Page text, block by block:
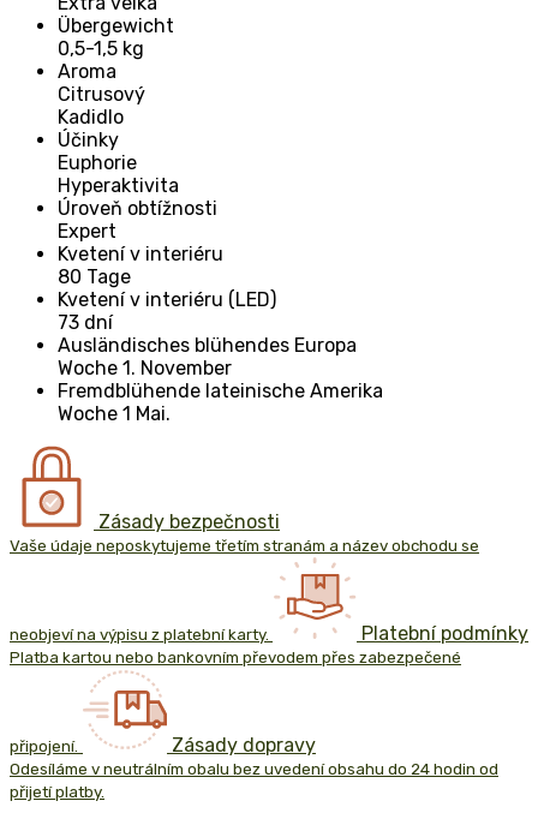
Übergewicht
0,5-1,5 kg
Aroma
Citrusový
Kadidlo
Účinky
Euphorie
Hyperaktivita
Úroveň obtížnosti
Expert
Kvetení v interiéru
80 Tage
Kvetení v interiéru (LED)
73 dní
Ausländisches blühendes Europa
Woche 1. November
Fremdblühende lateinische Amerika
Woche 1 Mai.
Zásady bezpečnosti
Vaše údaje neposkytujeme třetím stranám a název obchodu se
neobjeví na výpisu z platební karty. Platební podmínky
Platba kartou nebo bankovním převodem přes zabezpečené
připojení. Zásady dopravy
Odesíláme v neutrálním obalu bez uvedení obsahu do 24 hodin od
přijetí platby.